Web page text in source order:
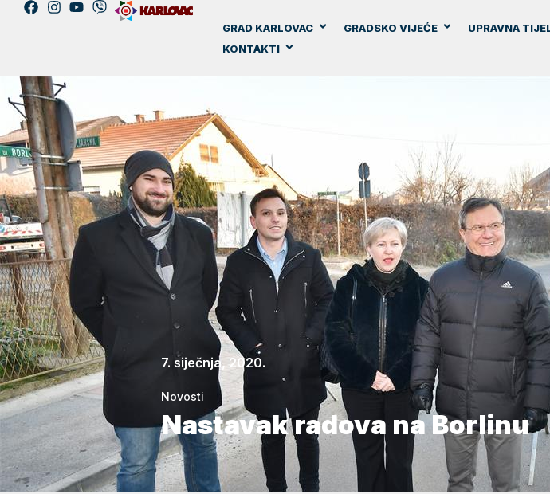
GRAD KARLOVAC GRADSKO VIJEĆE UPRAVNA
KONTAKTI
7. siječnja, 2020.
Novosti
Nastavak radova na Borlinu